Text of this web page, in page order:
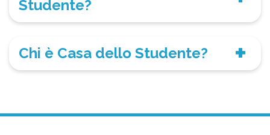
Studente?
Chi è Casa dello Studente?